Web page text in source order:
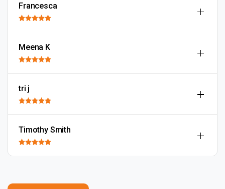
Francesca
Meena K
tri j
Timothy Smith